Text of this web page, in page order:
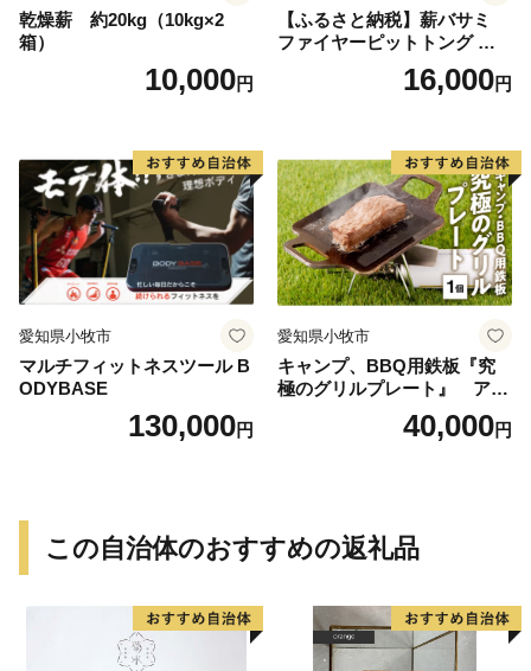
乾燥薪 約20kg（10kg×2
箱）
10,000円
【ふるさと納税】薪バサミ
ファイヤーピットトング ソ
ロキャンプ用 コンパクト ス
テンレス材 軽量 アウトドア
い 繰り返し使える 日本製 安
心 鍛冶屋の頓珍漢 愛知県 送
料無料
16,000円
愛知県小牧市
マルチフィットネスツール B
ODYBASE
130,000円
愛知県小牧市
キャンプ、BBQ用鉄板『究
極のグリルプレート』 アウ
トドア用品 レジャー キャン
プ バーベキュー BBQ 鉄板
40,000円
この自治体のおすすめの返礼品